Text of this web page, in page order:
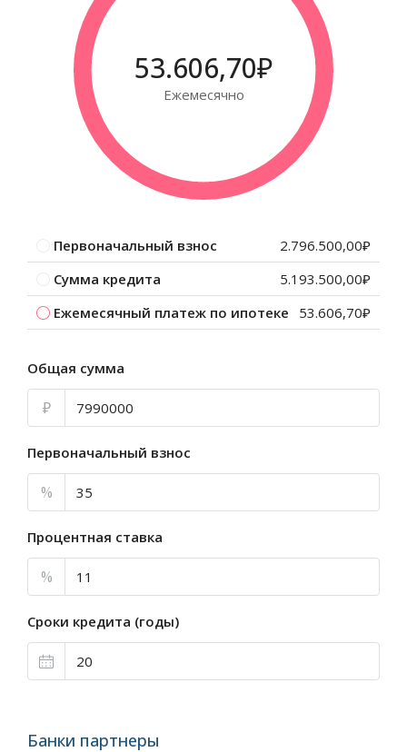
53.606,70₽
Ежемесячно
Первоначальный взнос
2.796.500,00₽
Сумма кредита
5.193.500,00₽
Ежемесячный платеж по ипотеке
53.606,70₽
Общая сумма
₽
Первоначальный взнос
%
Процентная ставка
%
Сроки кредита (годы)
Банки партнеры